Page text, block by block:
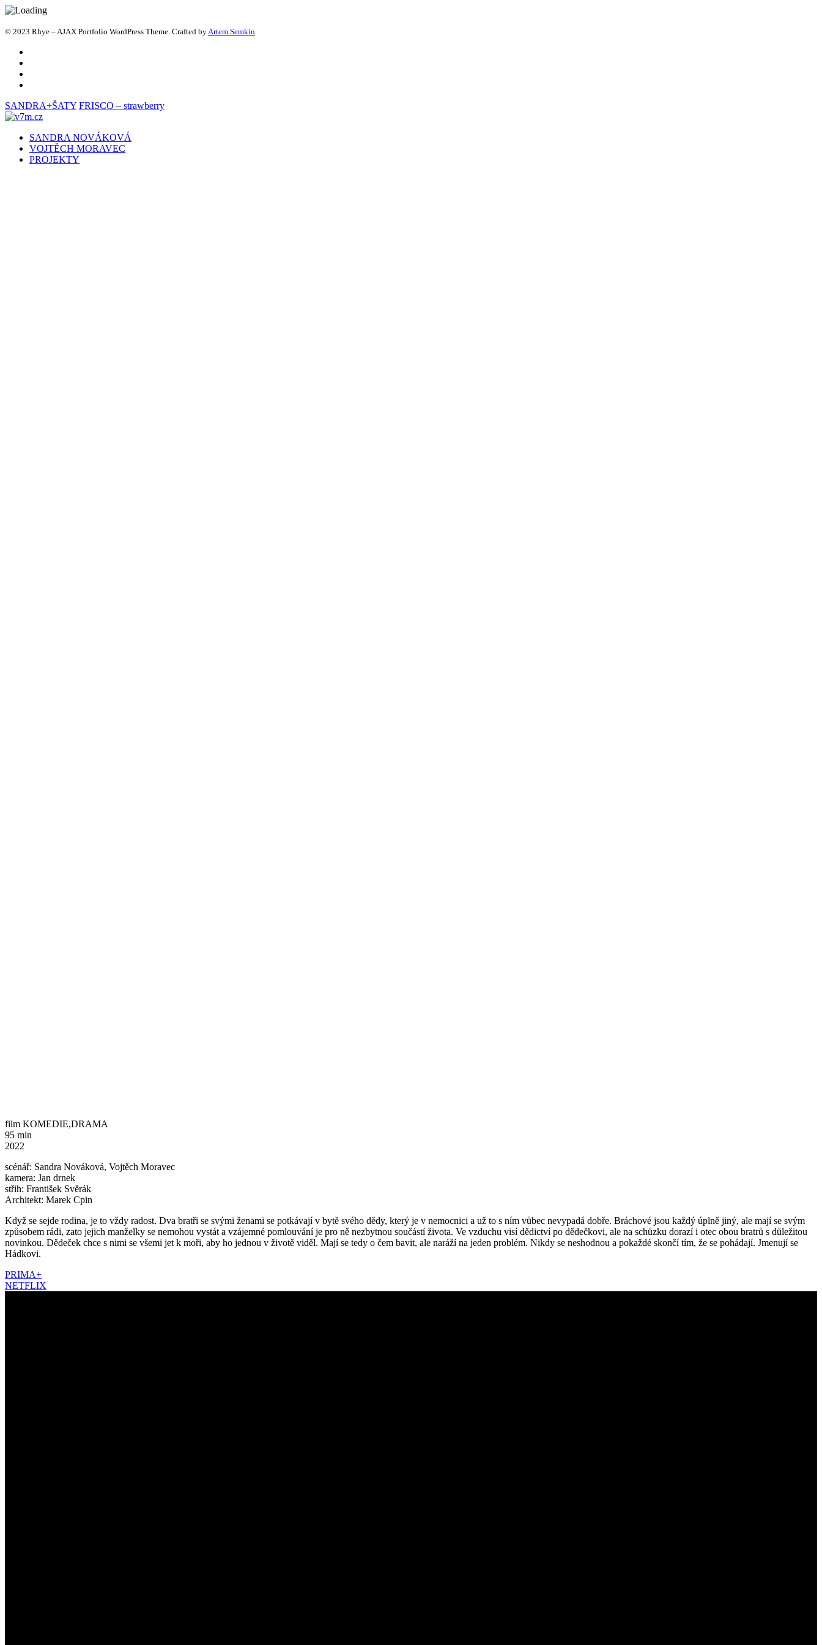
© 2023 Rhye – AJAX Portfolio WordPress Theme. Crafted byArtem Semkin
SANDRA+ŠATY FRISCO – strawberry
SANDRA NOVÁKOVÁ
VOJTĚCH MORAVEC
PROJEKTY
film KOMEDIE,DRAMA
95 min
2022
scénář: Sandra Nováková, Vojtěch Moravec
kamera: Jan drnek
střih: František Svěrák
Architekt: Marek Cpin
Když se sejde rodina, je to vždy radost. Dva bratři se svými ženami se potkávají v bytě svého dědy, který je v nemocnici a už to s ním vůbec nevypadá dobře. Bráchové jsou každý úplně jiný, ale mají se svým
způsobem rádi, zato jejich manželky se nemohou vystát a vzájemné pomlouvání je pro ně nezbytnou součástí života. Ve vzduchu visí dědictví po dědečkovi, ale na schůzku dorazí i otec obou bratrů s důležitou
novinkou. Dědeček chce s nimi se všemi jet k moři, aby ho jednou v životě viděl. Mají se tedy o čem bavit, ale naráží na jeden problém. Nikdy se neshodnou a pokaždé skončí tím, že se pohádají. Jmenují se
Hádkovi.
PRIMA+
NETFLIX